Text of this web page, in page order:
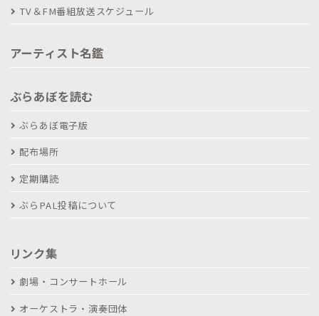
TV＆FM番組放送スケジュール
アーティスト名鑑
ぶらあぼを読む
ぶらあぼ電子版
配布場所
定期購読
ぶらPAL投稿について
リンク集
劇場・コンサートホール
オーケストラ・演奏団体